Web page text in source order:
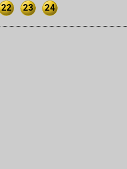
22 23 24